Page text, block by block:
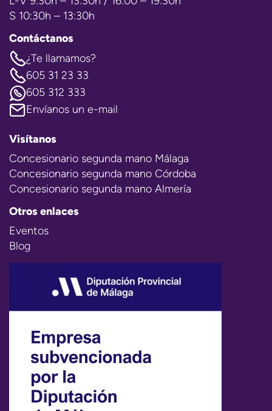
S 10:30h – 13:30h
Contáctanos
¿Te llamamos?
605 31 23 33
605 312 333
Envíanos un e-mail
Visítanos
Concesionario segunda mano Málaga
Concesionario segunda mano Córdoba
Concesionario segunda mano Almería
Otros enlaces
Eventos
Blog